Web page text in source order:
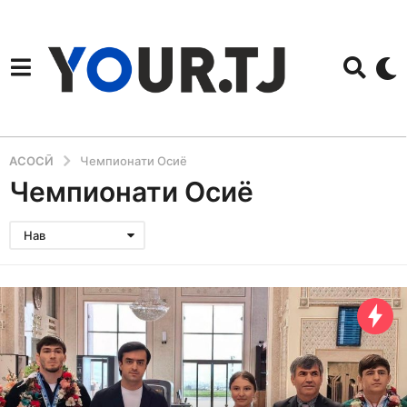
АСОСӢ Чемпионати Осиё
Чемпионати Осиё
Нав